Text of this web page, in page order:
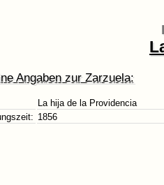
Angaben zur Zarzuela:
La hija de la Providencia
1856